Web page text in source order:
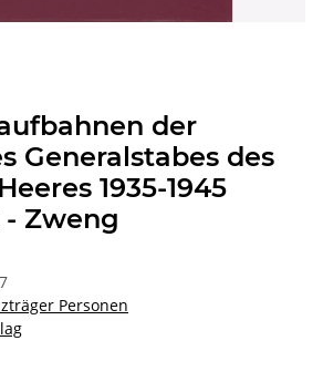
der
Generalstabes des
1935-1945
- Zweng
Personen